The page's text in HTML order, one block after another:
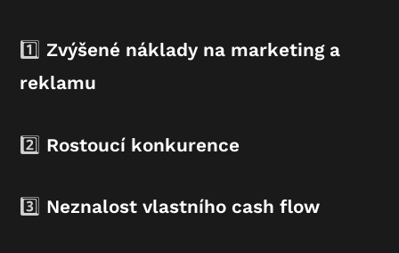
1️⃣ Zvýšené náklady na marketing a
reklamu
2️⃣ Rostoucí konkurence
3️⃣ Neznalost vlastního cash flow